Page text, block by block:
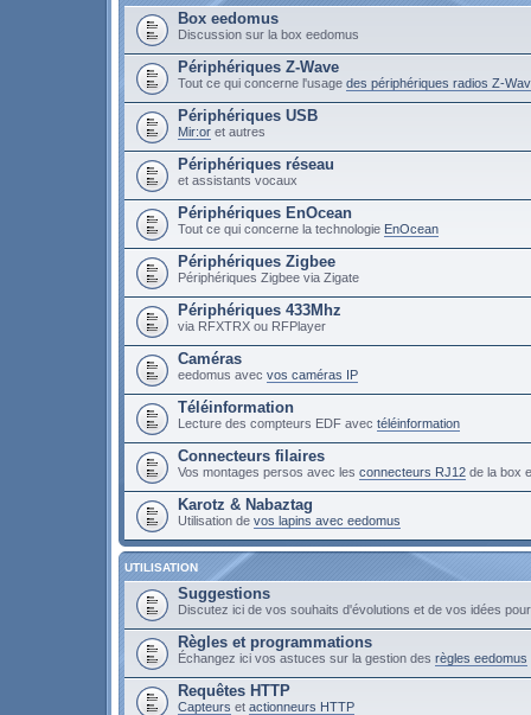
Box eedomus
Discussion sur la box eedomus
Périphériques Z-Wave
Tout ce qui concerne l'usage des périphériques radios Z-
Périphériques USB
Mir:or et autres
Périphériques réseau
et assistants vocaux
Périphériques EnOcean
Tout ce qui concerne la technologie EnOcean
Périphériques Zigbee
Périphériques Zigbee via Zigate
Périphériques 433Mhz
via RFXTRX ou RFPlayer
Caméras
eedomus avec vos caméras IP
Téléinformation
Lecture des compteurs EDF avec téléinformation
Connecteurs filaires
Vos montages persos avec les connecteurs RJ12 de la box
Karotz & Nabaztag
Utilisation de vos lapins avec eedomus
UTILISATION
Suggestions
Discutez ici de vos souhaits d'évolutions et de vos idées
Règles et programmations
Échangez ici vos astuces sur la gestion des règles eedomus
Requêtes HTTP
Capteurs et actionneurs HTTP